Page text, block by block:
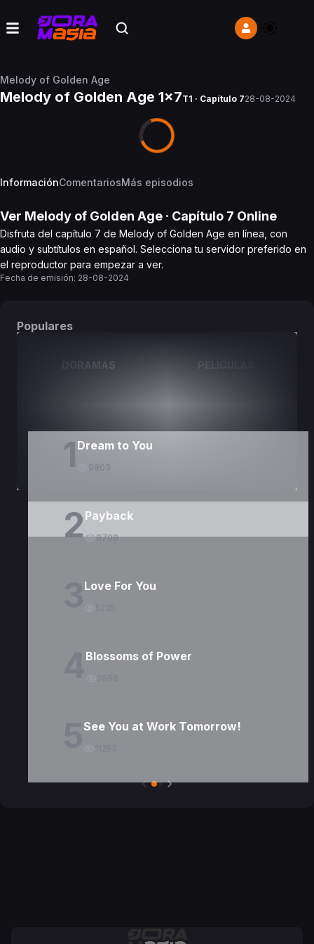
Melody of Golden Age
Melody of Golden Age 1x7T1 · Capítulo 728-08-2024
InformaciónComentariosMás episodios
Ver Melody of Golden Age · Capítulo 7 Online
Disfruta del capítulo 7 de Melody of Golden Age en línea, con
audio y subtítulos en español. Selecciona tu servidor preferido en
el reproductor para empezar a ver.
Fecha de emisión: 28-08-2024
Populares
DORAMAS PELÍCULAS
1 Dream to You
9803
2Payback
8708
Love For You
Blossoms of Power
See You at Work Tomorrow!